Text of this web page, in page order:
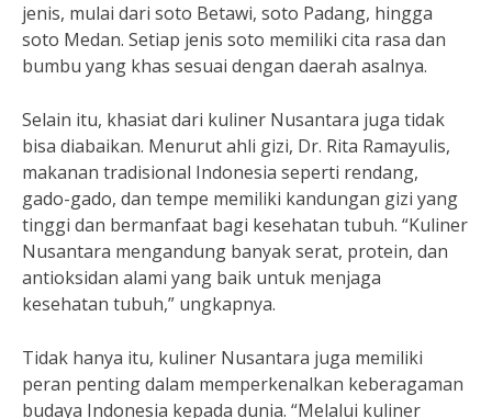
jenis, mulai dari soto Betawi, soto Padang, hingga
soto Medan. Setiap jenis soto memiliki cita rasa dan
bumbu yang khas sesuai dengan daerah asalnya.
Selain itu, khasiat dari kuliner Nusantara juga tidak
bisa diabaikan. Menurut ahli gizi, Dr. Rita Ramayulis,
makanan tradisional Indonesia seperti rendang,
gado-gado, dan tempe memiliki kandungan gizi yang
tinggi dan bermanfaat bagi kesehatan tubuh. “Kuliner
Nusantara mengandung banyak serat, protein, dan
antioksidan alami yang baik untuk menjaga
kesehatan tubuh,” ungkapnya.
Tidak hanya itu, kuliner Nusantara juga memiliki
peran penting dalam memperkenalkan keberagaman
budaya Indonesia kepada dunia. “Melalui kuliner